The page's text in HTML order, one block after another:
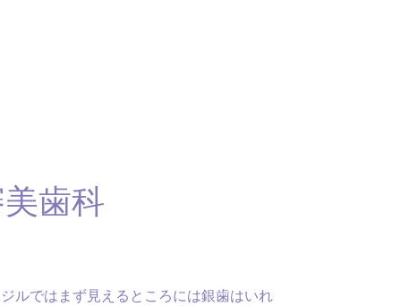
歯科
ルではまず見えるところには銀歯はいれ